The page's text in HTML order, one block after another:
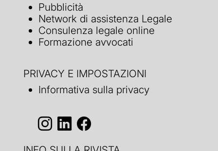
Pubblicità
Network di assistenza Legale
Consulenza legale online
Formazione avvocati
PRIVACY E IMPOSTAZIONI
Informativa sulla privacy